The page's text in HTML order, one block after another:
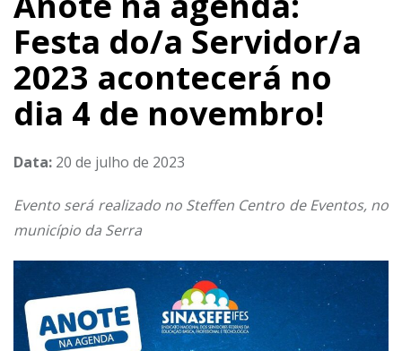
Festa do/a Servidor/a
2023 acontecerá no
dia 4 de novembro!
Data: 20 de julho de 2023
Evento será realizado no Steffen Centro de Eventos, no
município da Serra